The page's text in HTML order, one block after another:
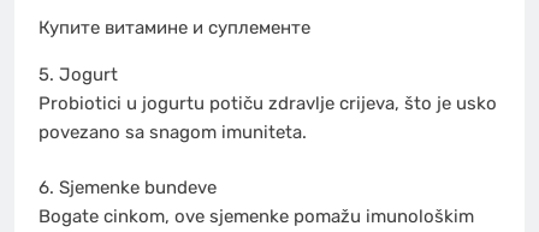
Купите витамине и суплементе
5. Jogurt
Probiotici u jogurtu potiču zdravlje crijeva, što je usko
povezano sa snagom imuniteta.
6. Sjemenke bundeve
Bogate cinkom, ove sjemenke pomažu imunološkim